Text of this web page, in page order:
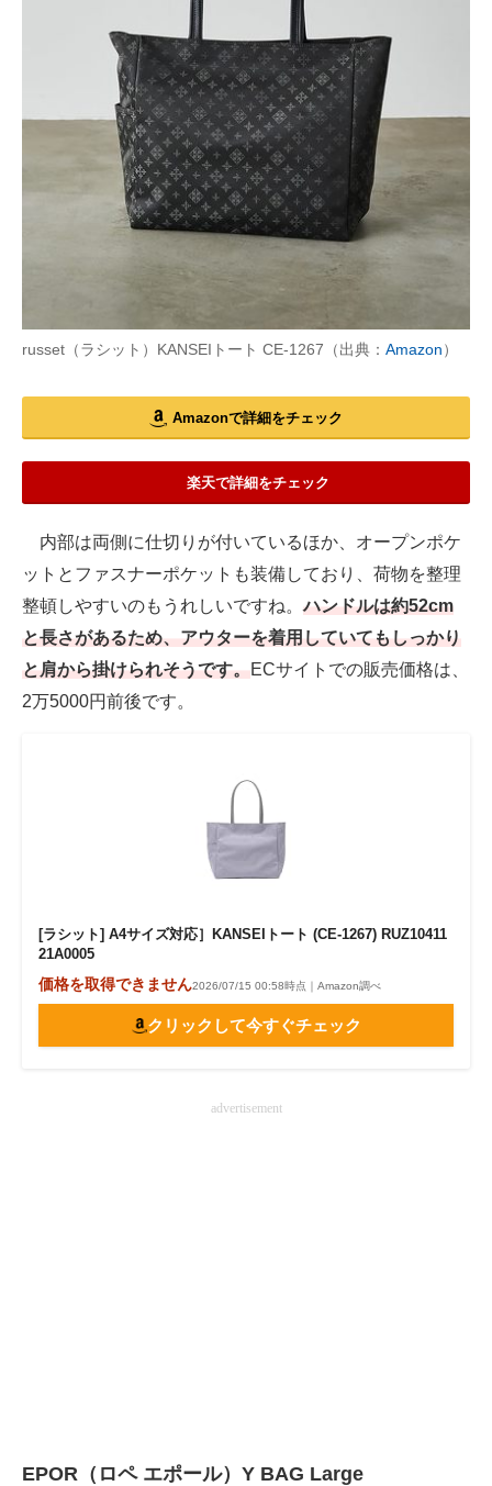
russet（ラシット）KANSEIトート CE-1267（出典： Amazon）
Amazonで詳細をチェック
楽天で詳細をチェック
内部は両側に仕切りが付いているほか、オープンポケ
ットとファスナーポケットも装備しており、荷物を整理
整頓しやすいのもうれしいですね。ハンドルは約52cm
と長さがあるため、アウターを着用していてもしっかり
と肩から掛けられそうです。ECサイトでの販売価格は、
2万5000円前後です。
[ラシット] A4サイズ対応］KANSEIトート (CE-1267) RUZ10411
21A0005
価格を取得できません2026/07/15 00:58時点｜Amazon調べ
クリックして今すぐチェック
advertisement
EPOR（ロペ エポール）Y BAG Large